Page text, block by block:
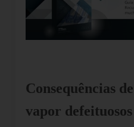
Consequências
vapor defeituosos